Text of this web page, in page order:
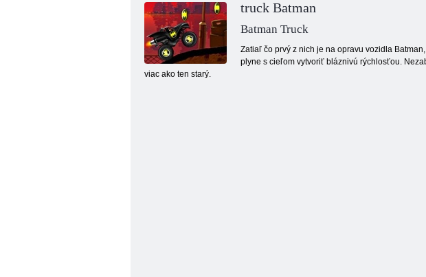
truck Batman
Batman Truck
Zatiaľ čo prvý z nich je na opravu vozidla
plyne s cieľom vytvoriť bláznivú rýchlosťou.
viac ako ten starý.